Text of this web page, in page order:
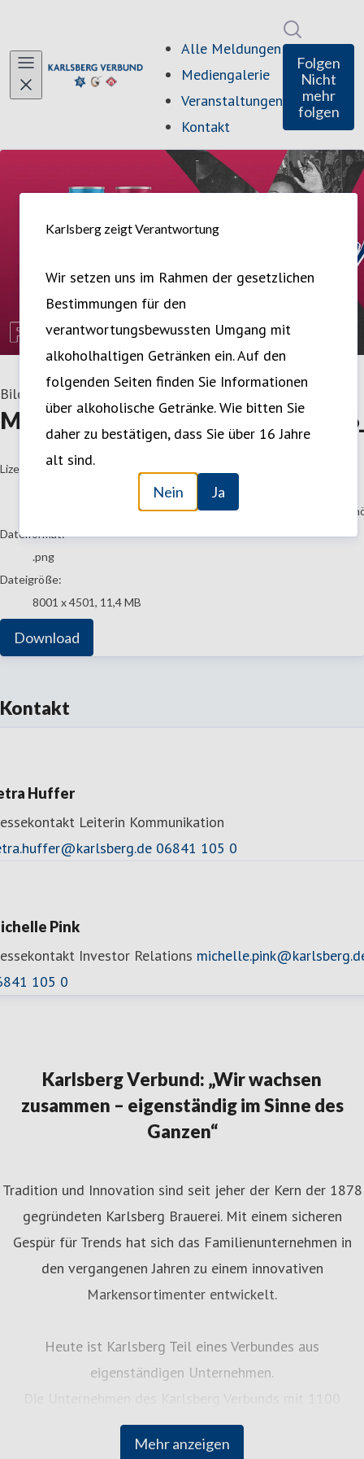
Karlsberg zeigt Verantwortung
Wir setzen uns im Rahmen der gesetzlichen
Bestimmungen für den
verantwortungsbewussten Umgang mit
alkoholhaltigen Getränken ein. Auf den
folgenden Seiten finden Sie Informationen
über alkoholische Getränke. Wie bitten Sie
daher zu bestätigen, dass Sie über 16 Jahre
alt sind.
Nein Ja
Alle Meldungen
Mediengalerie
Veranstaltungen
Kontakt
Folgen
Nicht
mehr
folgen
Bild 1. Juli 2026
go to media item
Lizenz:
Die Inhalte können von Journalisten, Bloggern, Kolumnisten,
Dateiformat:
.png
Dateigröße:
8001 x 4501, 11,4 MB
Download
Kontakt
Huffer
Leiterin Kommunikation
06841 105 0
Pink
Investor Relations
105 0
Karlsberg Verbund: „Wir wachsen
zusammen – eigenständig im Sinne des
Ganzen“
Mehr anzeigen
Tradition und Innovation sind seit jeher der Kern der 1878
gegründeten Karlsberg Brauerei. Mit einem sicheren
Gespür für Trends hat sich das Familienunternehmen in
den vergangenen Jahren zu einem innovativen
Markensortimenter entwickelt.
Heute ist Karlsberg Teil eines Verbundes aus
eigenständigen Unternehmen.
Mitarbeiterinnen und Mitarbeitern bieten Getränke und
Dienstleistungen rund um den täglichen Genuss an: von